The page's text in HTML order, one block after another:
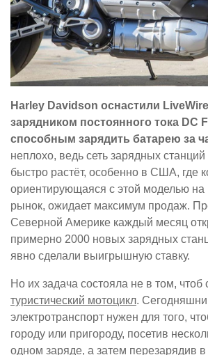
Harley Davidson оснастили
зарядником постоянного тока DC
способным зарядить батарею за
неплохо, ведь сеть зарядных
быстро растёт, особенно в США, где
ориентирующаяся с этой моделью на
рынок, ожидает максимум продаж.
Северной Америке каждый месяц
примерно 2000 новых зарядных
явно сделали выигрышную ставку.
Но их задача состояла не в том, чтоб
туристический мотоцикл.
электротранспорт нужен для того,
городу или пригороду, посетив
одном заряде, а затем перезарядив